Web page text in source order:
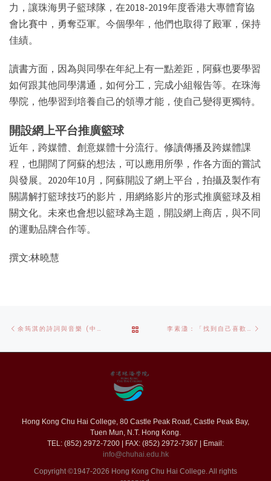
力，讓珠海男子籃球隊，在2018-2019年度香港大專體育協
會比賽中，勇奪亞軍。今個學年，他們也取得了殿軍，保持
佳績。
讀書方面，因為與同學在年紀上有一點差距，阿蘇也要學習
如何跟其他同學溝通，如何分工，完成小組報告等。在珠海
學院，他學習到培養自己的領導才能，使自己變得更獨特。
開設網上平台推廣籃球
近年，跨媒體、創意媒體十分流行。修讀傳播及跨媒體課
程，也開闊了阿蘇的想法，可以應用所學，作各方面的嘗試
與發展。2020年10月，阿蘇開設了網上平台，拍攝及製作有
關講解打籃球技巧的影片，用網絡影片的形式推廣籃球及相
關文化。未來也會想以籃球為主題，開設網上商店，與不同
的運動品牌合作等。
撰文:林曉慧
navigation
余筠淇的詩詞與音樂 (中國文學系)
TO
POST
李素溋：「找到自己喜歡的學科，一切會很不同！」(新聞及傳播學系)
Hong Kong Chu Hai College, 80 Castle Peak Road, Castle Peak Bay,
Tuen Mun, N.T. Hong Kong.
TEL: (852) 2972-7200 | FAX: (852) 2972-7367 | Email:
info@chuhai.edu.hk
Copyright ©1947-2026 Hong Kong Chu Hai College. All rights